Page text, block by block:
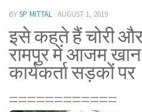
BYSP MITTAL · AUGUST 1, 2019
इसे कहते हैं चोरी और
रामपुर में आजम
कार्यकर्ता सड़कों पर
============